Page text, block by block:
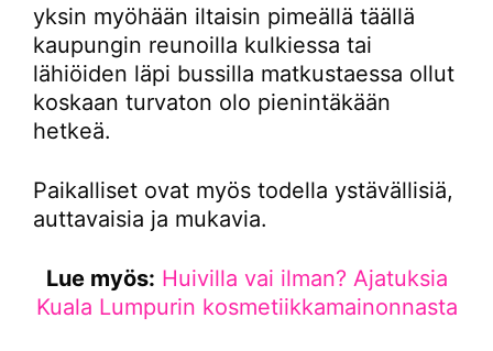
yksin myöhään iltaisin pimeällä täällä
kaupungin reunoilla kulkiessa tai
lähiöiden läpi bussilla matkustaessa ollut
koskaan turvaton olo pienintäkään
hetkeä.
Paikalliset ovat myös todella ystävällisiä,
auttavaisia ja mukavia.
Lue myös: Huivilla vai ilman? Ajatuksia
Kuala Lumpurin kosmetiikkamainonnasta